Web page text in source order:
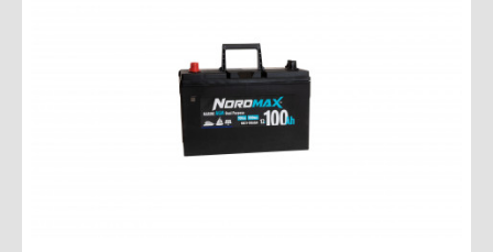
WORK SYSTEM NIEUWERKERK AAN DEN IJSSEL
WORK SYSTEM OOSTERHOUT